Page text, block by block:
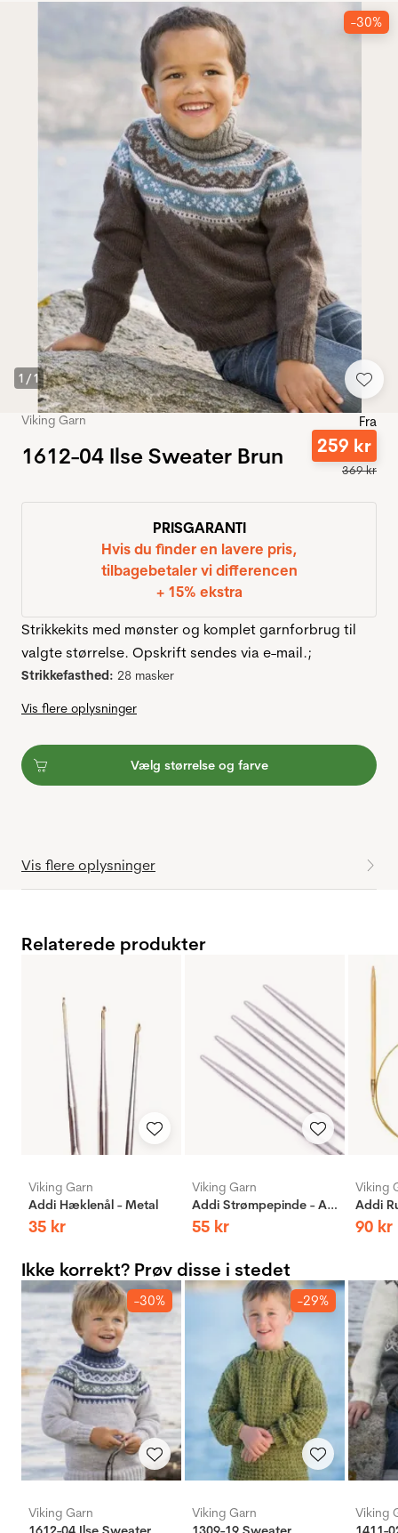
1 /1
-30%
Viking Garn
1612-04 Ilse Sweater Brun
Fra
259 kr
369kr
PRISGARANTI
Hvis du finder en lavere pris,
tilbagebetaler vi differencen
+ 15% ekstra
Strikkekits med mønster og komplet garnforbrug til
valgte størrelse. Opskrift sendes via e-mail.;
Strikkefasthed: 28 masker
Vis flere oplysninger
Vælg størrelse og farve
Vis flere oplysninger
Relaterede produkter
Viking Garn
Addi Hæklenål - Metal
35 kr
Viking Garn
Addi Strømpepinde - Aluminium
55 kr
Viking
90 kr
Ikke korrekt? Prøv disse i stedet
-30%
Viking Garn
-29%
Viking Garn
Viking